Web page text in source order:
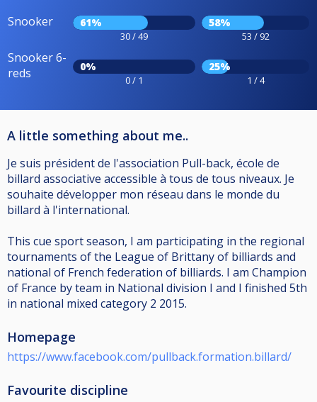
Snooker 61%
30 / 49
58%
53 / 92
Snooker 6-
reds
0%
0 / 1
25%
1 / 4
A little something about me..
Je suis président de l'association Pull-back, école de
billard associative accessible à tous de tous niveaux. Je
souhaite développer mon réseau dans le monde du
billard à l'international.
This cue sport season, I am participating in the regional
tournaments of the League of Brittany of billiards and
national of French federation of billiards. I am Champion
of France by team in National division I and I finished 5th
in national mixed category 2 2015.
Homepage
https://www.facebook.com/pullback.formation.billard/
Favourite discipline